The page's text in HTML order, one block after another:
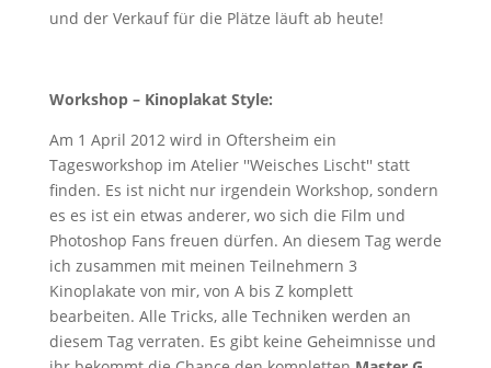
und der Verkauf für die Plätze läuft ab heute!
Workshop – Kinoplakat Style:
Am 1 April 2012 wird in Oftersheim ein
Tagesworkshop im Atelier ''Weisches Lischt'' statt
finden. Es ist nicht nur irgendein Workshop, sondern
es es ist ein etwas anderer, wo sich die Film und
Photoshop Fans freuen dürfen. An diesem Tag werde
ich zusammen mit meinen Teilnehmern 3
Kinoplakate von mir, von A bis Z komplett
bearbeiten. Alle Tricks, alle Techniken werden an
diesem Tag verraten. Es gibt keine Geheimnisse und